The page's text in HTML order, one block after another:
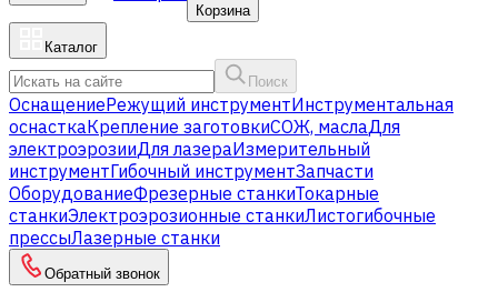
Корзина
Каталог
Поиск
ОснащениеРежущий инструментИнструментальная
оснасткаКрепление заготовкиСОЖ, маслаДля
электроэрозииДля лазераИзмерительный
инструментГибочный инструментЗапчасти
ОборудованиеФрезерные станкиТокарные
станкиЭлектроэрозионные станкиЛистогибочные
прессыЛазерные станки
Обратный звонок